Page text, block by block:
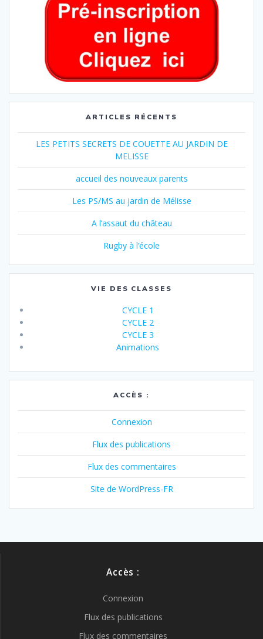
ARTICLES RÉCENTS
LES PETITS SECRETS DE COUETTE AU JARDIN DE
MELISSE
accueil des nouveaux parents
Les PS/MS au jardin de Mélisse
A l’assaut du château
Rugby à l’école
VIE DES CLASSES
CYCLE 1
CYCLE 2
CYCLE 3
Animations
ACCÈS :
Connexion
Flux des publications
Flux des commentaires
Site de WordPress-FR
Accès :
Connexion
Flux des publications
Flux des commentaires